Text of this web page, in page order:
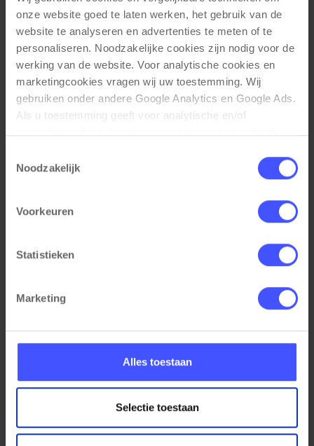
onze website goed te laten werken, het gebruik van de
website te analyseren en advertenties te meten of te
personaliseren. Noodzakelijke cookies zijn nodig voor de
werking van de website. Voor analytische cookies en
marketingcookies vragen wij uw toestemming. Wij
gebruiken onder andere Google Analytics en Google Ads.
Als u toestemming geeft voor analytische en/of
analyse, advertentiemeting, remarketing en
campagneoptimalisatie. Meer informatie vindt u in onze
privacyverklaring en cookieverklaring op onze website.
Daar leest u ook hoe Google gegevens verwerkt wanneer
toestemming op elk moment wijzigen of intrekken via de
Noodzakelijk
Voorkeuren
Statistieken
Marketing
Alles toestaan
Selectie toestaan
Verrijdbaar inclusief wielen met rem
Zachte rubberen wielen
Afmetingen
Externe Maat: 160x35x82,5 cm